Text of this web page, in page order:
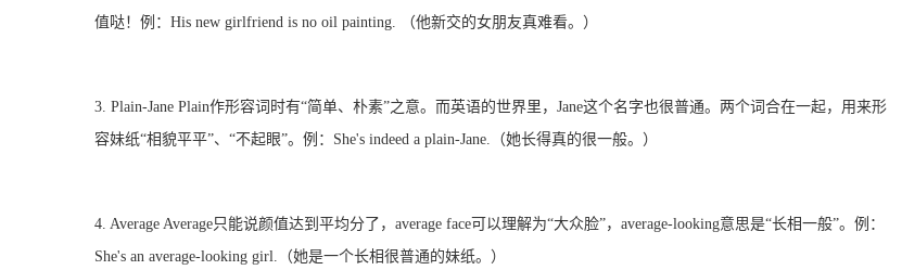
值哒！例：His new girlfriend is no oil painting. （他新交的女朋友真难看。）
3. Plain-Jane Plain作形容词时有“简单、朴素”之意。而英语的世界里，Jane这个名字也很普通。两个词合在一起，用来形
容妹纸“相貌平平”、“不起眼”。例：She's indeed a plain-Jane.（她长得真的很一般。）
4. Average Average只能说颜值达到平均分了，average face可以理解为“大众脸”，average-looking意思是“长相一般”。例：
She's an average-looking girl.（她是一个长相很普通的妹纸。）